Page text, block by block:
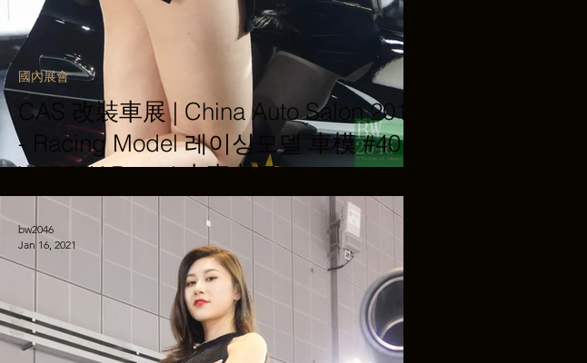
CAS 改裝車展 | China Auto Salon 2019
- Racing Model 레이싱모델 車模 #40 @
VERTEX Rental 上壹出行
國內展會
bw2046
Jan 16, 2021